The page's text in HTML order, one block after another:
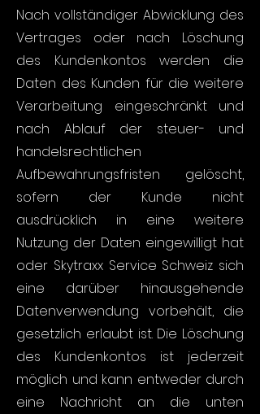
Nach vollständiger Abwicklung des
Vertrages oder nach Löschung
des Kundenkontos werden die
Daten des Kunden für die weitere
Verarbeitung eingeschränkt und
nach Ablauf der steuer- und
handelsrechtlichen
Aufbewahrungsfristen gelöscht,
sofern der Kunde nicht
ausdrücklich in eine weitere
Nutzung der Daten eingewilligt hat
oder Skytraxx Service Schweiz sich
eine darüber hinausgehende
Datenverwendung vorbehält, die
gesetzlich erlaubt ist. Die Löschung
des Kundenkontos ist jederzeit
möglich und kann entweder durch
eine Nachricht an die unten